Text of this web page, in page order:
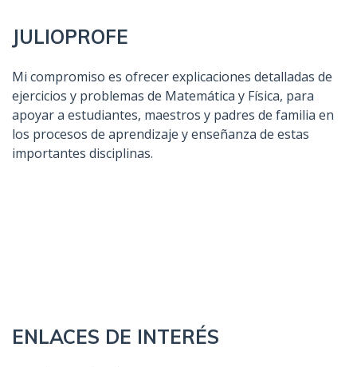
JULIOPROFE
Mi compromiso es ofrecer explicaciones detalladas de
ejercicios y problemas de Matemática y Física, para
apoyar a estudiantes, maestros y padres de familia en
los procesos de aprendizaje y enseñanza de estas
importantes disciplinas.
ENLACES DE INTERÉS